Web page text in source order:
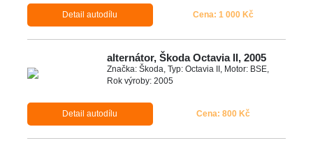
Detail autodílu Cena: 1 000 Kč
alternátor, Škoda Octavia II, 2005
Značka: Škoda, Typ: Octavia II, Motor: BSE,
Rok výroby: 2005
Detail autodílu Cena: 800 Kč